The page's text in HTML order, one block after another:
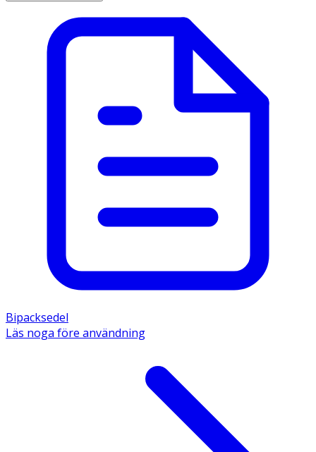
Bipacksedel
Läs noga före användning